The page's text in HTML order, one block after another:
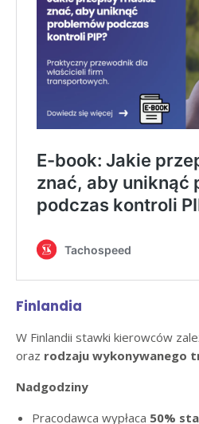
Finlandia
W Finlandii stawki kierowców
oraz rodzaju wykonywanego
Nadgodziny
Pracodawca wypłaca 50%